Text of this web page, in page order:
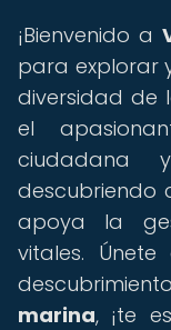
¡Bienvenido a
para explorar
diversidad de
el
ciudadana
descubriendo
apoya la
vitales.
marina, ¡te